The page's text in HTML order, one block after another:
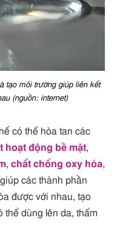
tạo môi trường giúp liên kết
(nguồn: internet)
có thể hòa tan các
hoạt động bề mặt,
, chất chống oxy hóa,
các thành phần
được với nhau, tạo
thể dùng lên da, thẩm